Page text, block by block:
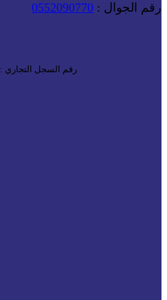
رقم الجوال : 0552090770
رقم السجل التجاري : 1010794660